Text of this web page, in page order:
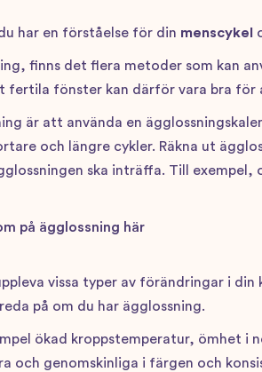
har en förståelse för din menscykel
finns det flera metoder som kan
fertila fönster kan därför vara bra för
är att använda en
och längre cykler. Räkna ut
ska inträffa. Till
på ägglossning här
vissa typer av förändringar i
på om du har ägglossning.
ökad kroppstemperatur, ömhet i
och genomskinliga i färgen och